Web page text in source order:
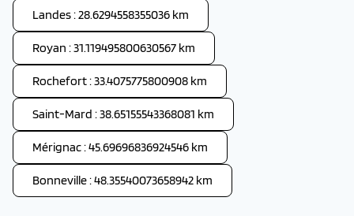
Landes : 28.6294558355036 km
Royan : 31.119495800630567 km
Rochefort : 33.4075775800908 km
Saint-Mard : 38.65155543368081 km
Mérignac : 45.69696836924546 km
Bonneville : 48.35540073658942 km